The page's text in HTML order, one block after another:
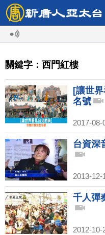
關鍵字：西門紅樓
[讓世
名號
2017-08-
台資深
2013-12-
千人彈
2012-10-